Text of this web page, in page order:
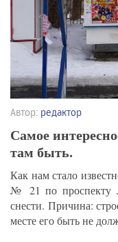
Автор: редактор
Самое
там быть.
Как нам стало
№ 21 по проспекту
снести. Причина:
месте его быть не